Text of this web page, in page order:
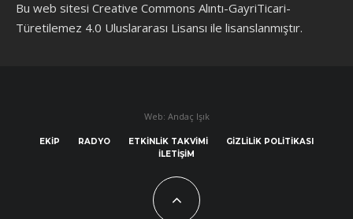
Bu web sitesi Creative Commons Alıntı-GayriTicari-
Türetilemez 4.0 Uluslararası Lisansı ile lisanslanmıştır.
Web: Andaç Işık
EKIP RADYO ETKINLIK TAKVIMI
GIZLILIK POLITIKASI
İLETIŞIM